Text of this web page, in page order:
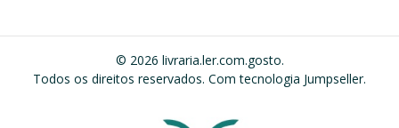
© 2026 livraria.ler.com.gosto.
Todos os direitos reservados. Com tecnologia Jumpseller.